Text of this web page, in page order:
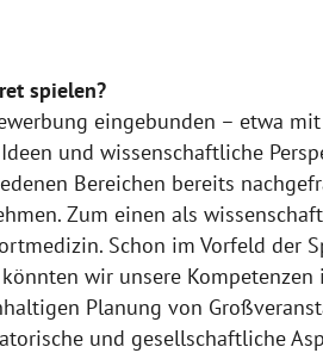
spielen?
eingebunden – etwa
und wissenschaftliche
Bereichen bereits
Zum einen als
Schon im Vorfeld der
wir unsere Kompetenzen
Planung von
und gesellschaftliche